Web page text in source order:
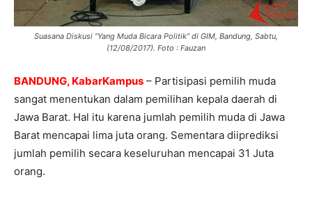
Suasana Diskusi “Yang Muda Bicara Politik” di GIM, Bandung, Sabtu,
(12/08/2017). Foto : Fauzan
BANDUNG, KabarKampus – Partisipasi pemilih muda
sangat menentukan dalam pemilihan kepala daerah di
Jawa Barat. Hal itu karena jumlah pemilih muda di Jawa
Barat mencapai lima juta orang. Sementara diiprediksi
jumlah pemilih secara keseluruhan mencapai 31 Juta
orang.